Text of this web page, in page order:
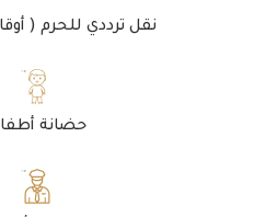
نقل ترددي للحرم (
حضانة